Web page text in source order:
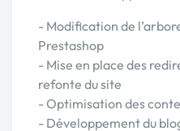
- Modification de
Prestashop
- Mise en place des
refonte du site
- Optimisation des
- Développement du